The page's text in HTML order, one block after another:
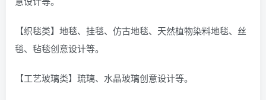
【织毯类】地毯、挂毯、仿古地毯、天然植物染料地毯、丝
毯、毡毯创意设计等。
【工艺玻璃类】琉璃、水晶玻璃创意设计等。